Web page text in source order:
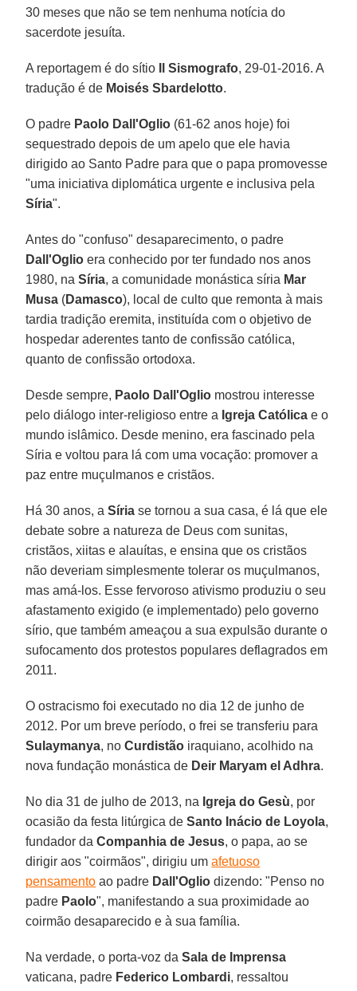
30 meses que não se tem nenhuma notícia do
sacerdote jesuíta.
A reportagem é do sítio Il Sismografo, 29-01-2016. A
tradução é de Moisés Sbardelotto.
O padre Paolo Dall'Oglio (61-62 anos hoje) foi
sequestrado depois de um apelo que ele havia
dirigido ao Santo Padre para que o papa promovesse
"uma iniciativa diplomática urgente e inclusiva pela
Síria".
Antes do "confuso" desaparecimento, o padre
Dall'Oglio era conhecido por ter fundado nos anos
1980, naSíria, a comunidade monástica síria Mar
Musa (Damasco), local de culto que remonta à mais
tardia tradição eremita, instituída com o objetivo de
hospedar aderentes tanto de confissão católica,
quanto de confissão ortodoxa.
Desde sempre, Paolo Dall'Oglio mostrou interesse
pelo diálogo inter-religioso entre a Igreja Católica e o
mundo islâmico. Desde menino, era fascinado pela
Síria e voltou para lá com uma vocação: promover a
paz entre muçulmanos e cristãos.
Há 30 anos, aSíriase tornou a sua casa, é lá que ele
debate sobre a natureza de Deus com sunitas,
cristãos, xiitas e alauítas, e ensina que os cristãos
não deveriam simplesmente tolerar os muçulmanos,
mas amá-los. Esse fervoroso ativismo produziu o seu
afastamento exigido (e implementado) pelo governo
sírio, que também ameaçou a sua expulsão durante o
sufocamento dos protestos populares deflagrados em
2011.
O ostracismo foi executado no dia 12 de junho de
2012. Por um breve período, o frei se transferiu para
Sulaymanya, noCurdistão iraquiano, acolhido na
nova fundação monástica de Deir Maryam el Adhra.
No dia 31 de julho de 2013, na Igreja do Gesù, por
ocasião da festa litúrgica deSanto Inácio de Loyola,
fundador daCompanhia de Jesus, o papa, ao se
dirigir aos "coirmãos", dirigiu umafetuoso
pensamento ao padre Dall'Oglio dizendo: "Penso no
padre Paolo", manifestando a sua proximidade ao
coirmão desaparecido e à sua família.
Na verdade, o porta-voz daSala de Imprensa
vaticana, padre Federico Lombardi, ressaltou